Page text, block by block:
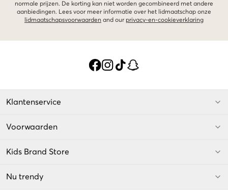
normale prijzen. De korting kan niet worden gecombineerd met andere
aanbiedingen. Lees voor meer informatie over het lidmaatschap onze
lidmaatschapsvoorwaarden and our privacy-en-cookieverklaring
Klantenservice
Voorwaarden
Kids Brand Store
Nu trendy